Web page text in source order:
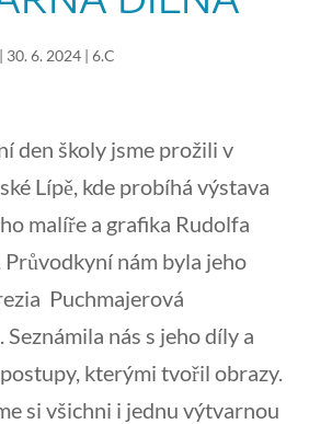
30. 6. 2024| 6.C
den školy jsme prožili v
Lípě, kde probíhá výstava
malíře a grafika Rudolfa
nám byla jeho
Puchmajerová
Seznámila nás s jeho díly a
kterými tvořil obrazy.
si všichni i jednu výtvarnou